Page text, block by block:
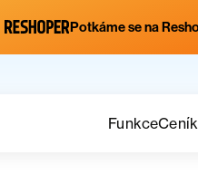
Potkáme se na
FunkceCeník